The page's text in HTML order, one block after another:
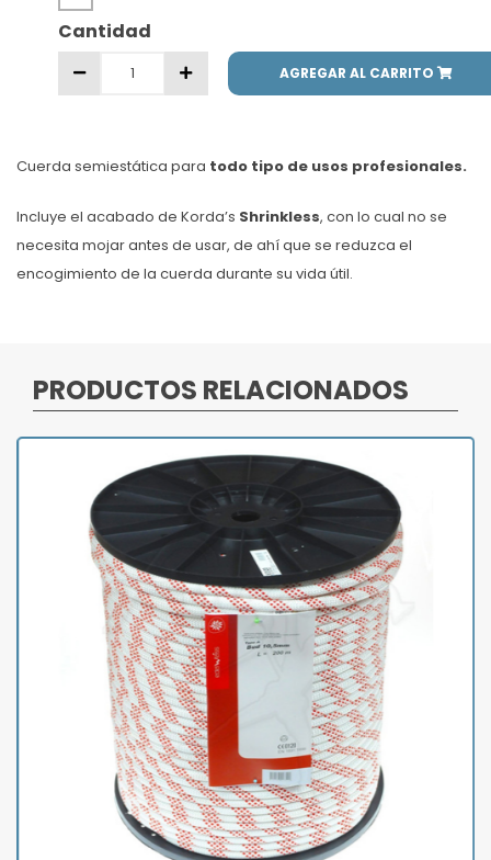
Cantidad
AGREGAR AL CARRITO
Cuerda semiestática para todo tipo de usos profesionales.
Incluye el acabado de Korda’s Shrinkless, con lo cual no se
necesita mojar antes de usar, de ahí que se reduzca el
encogimiento de la cuerda durante su vida útil.
PRODUCTOS RELACIONADOS